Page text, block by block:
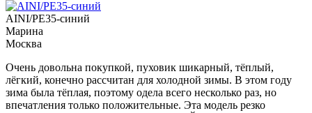
AINI/PE35-синий
Марина
Москва
Очень довольна покупкой, пуховик шикарный, тёплый,
лёгкий, конечно рассчитан для холодной зимы. В этом году
зима была тёплая, поэтому одела всего несколько раз, но
впечатления только положительные. Эта модель резко